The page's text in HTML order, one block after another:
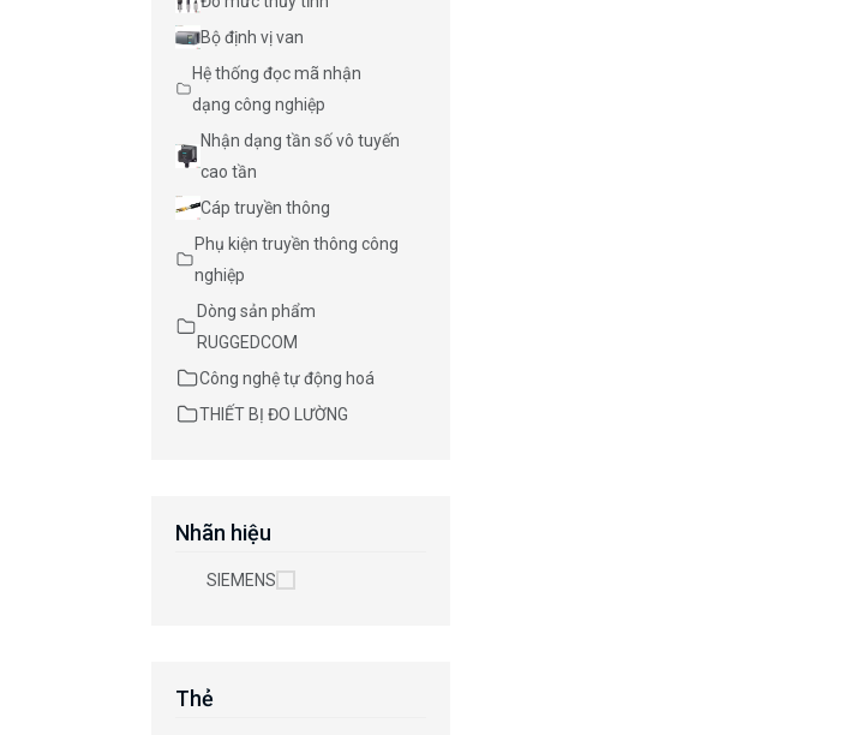
Bộ định vị van
Hệ thống đọc mã nhận
dạng công nghiệp
Nhận dạng tần số vô tuyến
cao tần
Cáp truyền thông
Phụ kiện truyền thông công
nghiệp
Dòng sản phẩm
RUGGEDCOM
Công nghệ tự động hoá
THIẾT BỊ ĐO LƯỜNG
Nhãn hiệu
SIEMENS
Thẻ